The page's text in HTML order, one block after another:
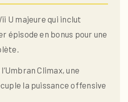
U majeure qui inclut
épisode en bonus pour une
Climax, une
la puissance offensive